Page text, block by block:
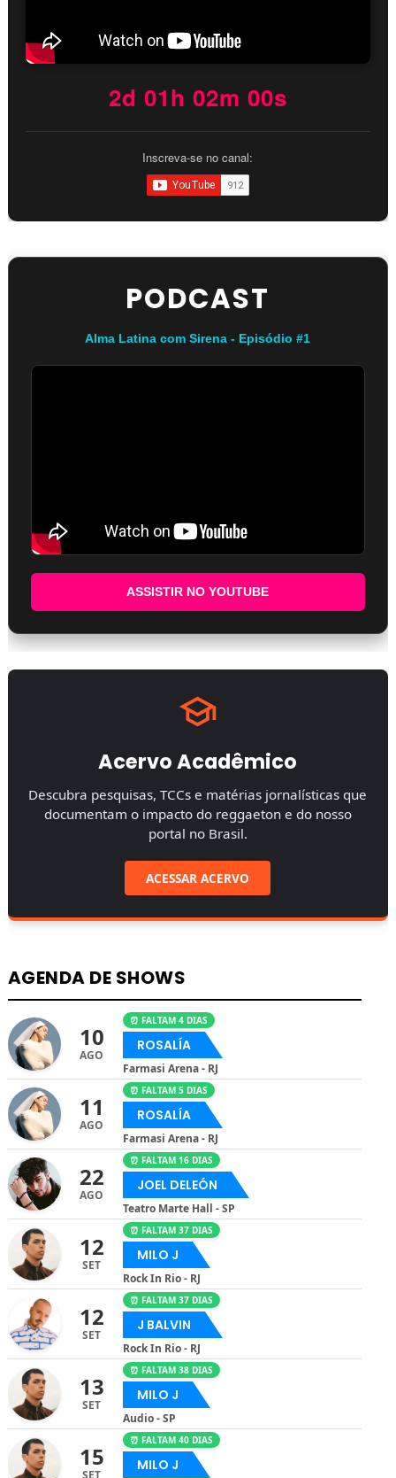
2d 01h 02m 00s
Inscreva-se no canal:
PODCAST
Alma Latina com Sirena - Episódio #1
ASSISTIR NO YOUTUBE
Acervo Acadêmico
Descubra pesquisas, TCCs e matérias jornalísticas que
documentam o impacto do reggaeton e do nosso
portal no Brasil.
ACESSAR ACERVO
AGENDA DE SHOWS
10
AGO
⏰ FALTAM 4 DIAS
ROSALÍA
Farmasi Arena - RJ
11
AGO
⏰ FALTAM 5 DIAS
ROSALÍA
Farmasi Arena - RJ
22
AGO
⏰ FALTAM 16 DIAS
JOEL DELEÓN
Teatro Marte Hall - SP
12
SET
⏰ FALTAM 37 DIAS
MILO J
Rock In Rio - RJ
12
SET
⏰ FALTAM 37 DIAS
J BALVIN
Rock In Rio - RJ
13
SET
⏰ FALTAM 38 DIAS
MILO J
Audio - SP
15
SET
⏰ FALTAM 40 DIAS
MILO J